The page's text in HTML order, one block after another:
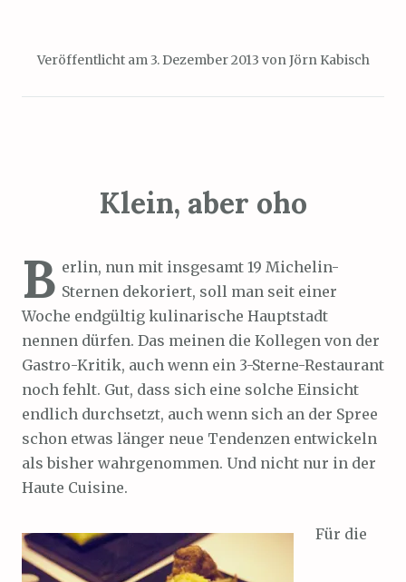
Veröffentlicht am3. Dezember 2013 vonJörn Kabisch
Klein, aber oho
B erlin, nun mit insgesamt 19 Michelin-
Sternen dekoriert, soll man seit einer
Woche endgültig kulinarische Hauptstadt
nennen dürfen. Das meinen die Kollegen von der
Gastro-Kritik, auch wenn ein 3-Sterne-Restaurant
noch fehlt. Gut, dass sich eine solche Einsicht
endlich durchsetzt, auch wenn sich an der Spree
schon etwas länger neue Tendenzen entwickeln
als bisher wahrgenommen. Und nicht nur in der
Haute Cuisine.
Für die